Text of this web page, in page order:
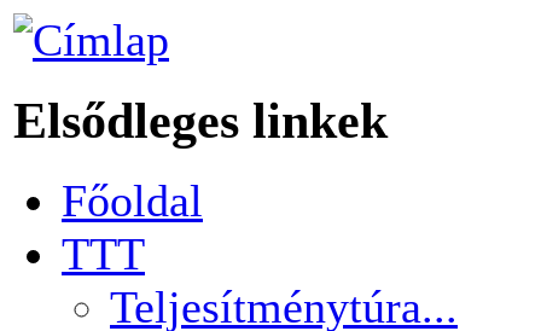
Elsődleges linkek
Főoldal
TTT
Teljesítménytúra...